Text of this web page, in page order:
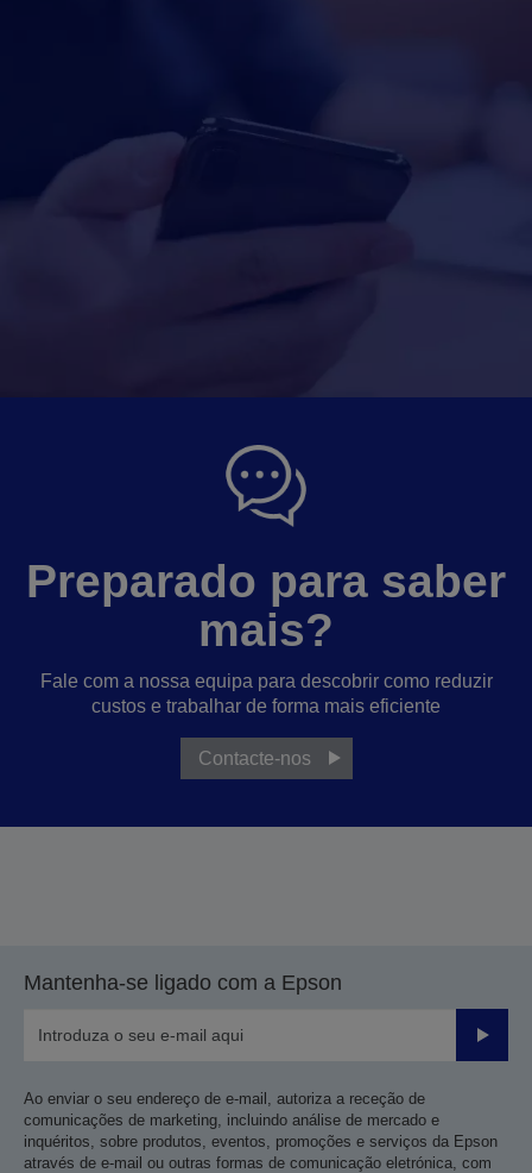
Preparado para saber
mais?
Fale com a nossa equipa para descobrir como reduzir
custos e trabalhar de forma mais eficiente
Contacte-nos
Mantenha-se ligado com a Epson
Enviar
Ao enviar o seu endereço de e-mail, autoriza a receção de
comunicações de marketing, incluindo análise de mercado e
inquéritos, sobre produtos, eventos, promoções e serviços da Epson
através de e-mail ou outras formas de comunicação eletrónica, com